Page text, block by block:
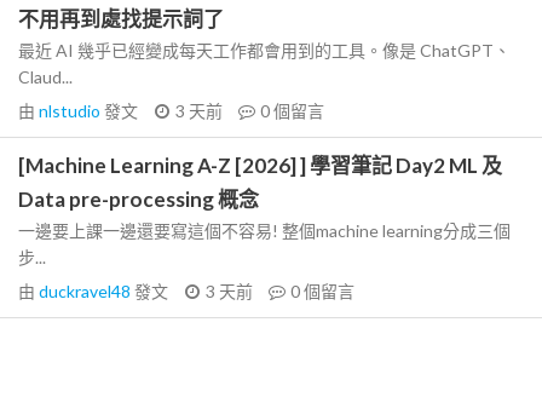
不用再到處找提示詞了
最近 AI 幾乎已經變成每天工作都會用到的工具。像是 ChatGPT、
Claud...
由 nlstudio 發文 3 天前 0個留言
[Machine Learning A-Z [2026] ] 學習筆記 Day2 ML 及
Data pre-processing 概念
一邊要上課一邊還要寫這個不容易! 整個machine learning分成三個
步...
由 duckravel48 發文 3 天前 0個留言